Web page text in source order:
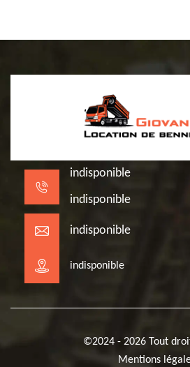
indisponible
indisponible
indisponible
indisponible
©2024 - 2026 Tout
Mentions